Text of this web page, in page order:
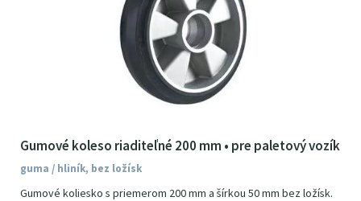
Gumové koleso riaditeľné 200 mm • pre paletový vozík
guma / hliník, bez ložísk
Gumové koliesko s priemerom 200 mm a šírkou 50 mm bez ložísk.